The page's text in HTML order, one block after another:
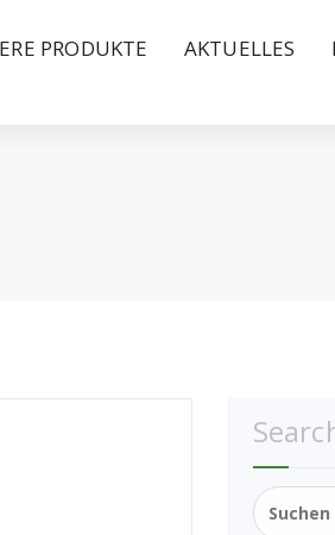
PRODUKTE AKTUELLES
Suchen
nach: